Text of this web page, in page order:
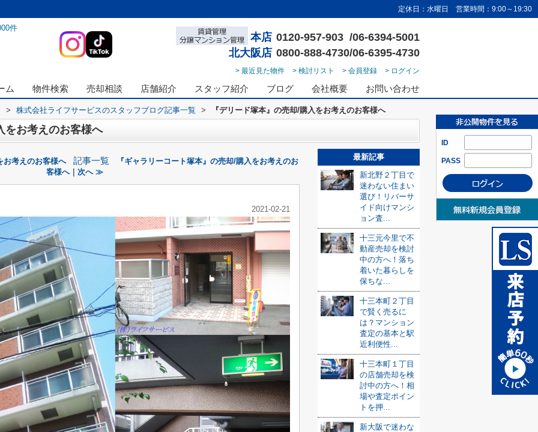
定休日：水曜日 営業時間：9:00～19:30
件
本店 0120-957-903 /06-6394-5001
北大阪店 0800-888-4730/06-6395-4730
> 最近見た物件 > 検討リスト > 会員登録 > ログイン
ム 物件検索 売却相談 店舗紹介 スタッフ紹介 ブログ 会社概要 お問い合わせ
ID
PASS
> 株式会社ライフサービスのスタッフブログ記事一覧 > 『デリード塚本』の売却/購入をお考えのお客様へ
をお考えのお客様へ
考えのお客様へ 記事一覧
『ギャラリーコート塚本』の売却/購入をお考えのお
客様へ｜次へ ≫
2021-02-21
最新記事
新北野２丁目で
迷わない住まい
選び！リバーサ
イド向けマンシ
ョン査...
十三元今里で不
動産売却を検討
中の方へ！落ち
着いた暮らしを
保ちな...
十三本町２丁目
で賢く売るに
は？マンション
査定の基本と駅
近利便性...
十三本町１丁目
の店舗売却を検
討中の方へ！相
場や査定ポイン
トを押...
新大阪で迷わな